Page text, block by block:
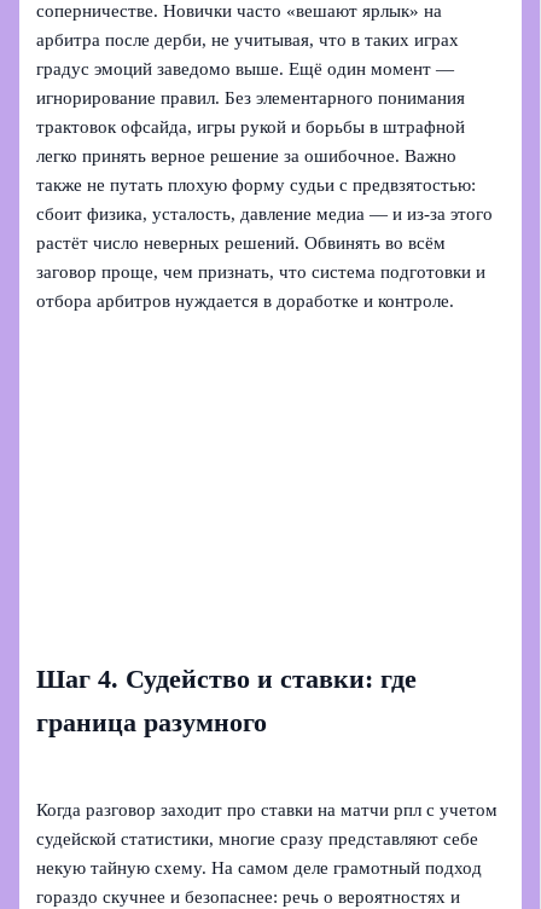
соперничестве. Новички часто «вешают ярлык» на
арбитра после дерби, не учитывая, что в таких играх
градус эмоций заведомо выше. Ещё один момент —
игнорирование правил. Без элементарного понимания
трактовок офсайда, игры рукой и борьбы в штрафной
легко принять верное решение за ошибочное. Важно
также не путать плохую форму судьи с предвзятостью:
сбоит физика, усталость, давление медиа — и из-за этого
растёт число неверных решений. Обвинять во всём
заговор проще, чем признать, что система подготовки и
отбора арбитров нуждается в доработке и контроле.
Шаг 4. Судейство и ставки: где
граница разумного
Когда разговор заходит про ставки на матчи рпл с учетом
судейской статистики, многие сразу представляют себе
некую тайную схему. На самом деле грамотный подход
гораздо скучнее и безопаснее: речь о вероятностях и